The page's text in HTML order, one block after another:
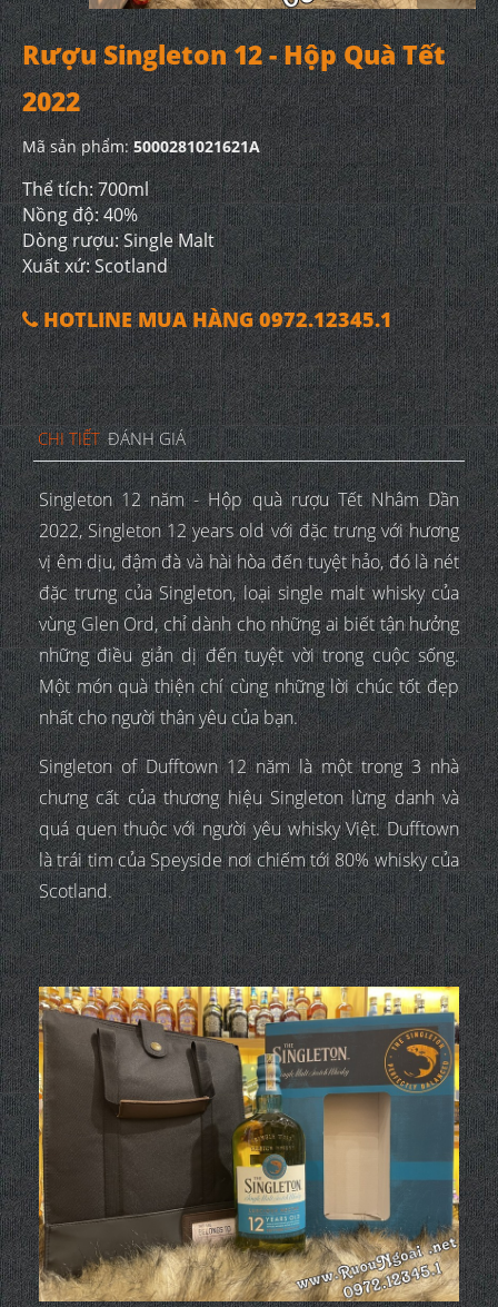
Rượu Singleton 12 - Hộp Quà Tết
2022
Mã sản phẩm:5000281021621A
Thể tích: 700ml
Nồng độ: 40%
Dòng rượu: Single Malt
Xuất xứ: Scotland
HOTLINE MUA HÀNG 0972.12345.1
CHI TIẾT ĐÁNH GIÁ
Singleton 12 năm - Hộp quà rượu Tết Nhâm Dần
2022, Singleton 12 years old với đặc trưng với hương
vị êm dịu, đậm đà và hài hòa đến tuyệt hảo, đó là nét
đặc trưng của Singleton, loại single malt whisky của
vùng Glen Ord, chỉ dành cho những ai biết tận hưởng
những điều giản dị đến tuyệt vời trong cuộc sống.
Một món quà thiện chí cùng những lời chúc tốt đẹp
nhất cho người thân yêu của bạn.
Singleton of Dufftown 12 năm là một trong 3 nhà
chưng cất của thương hiệu Singleton lừng danh và
quá quen thuộc với người yêu whisky Việt. Dufftown
là trái tim của Speyside nơi chiếm tới 80% whisky của
Scotland.